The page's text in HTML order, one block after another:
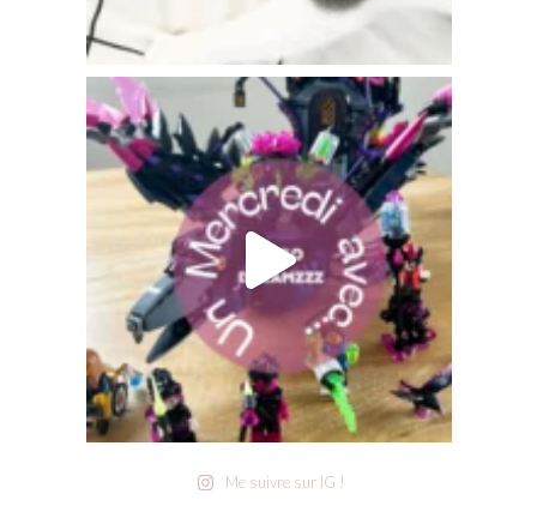
Me suivre sur IG !